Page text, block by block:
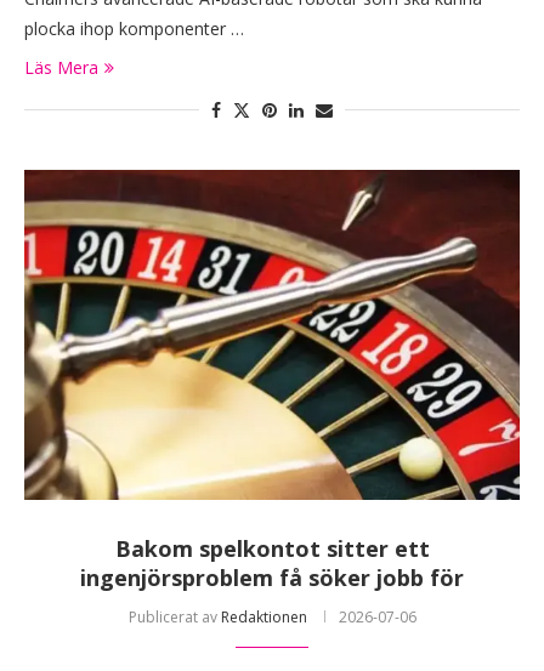
plocka ihop komponenter …
Läs Mera
Bakom spelkontot sitter ett
ingenjörsproblem få söker jobb för
Publicerat av Redaktionen 2026-07-06